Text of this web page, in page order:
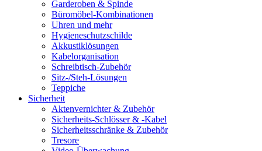
Garderoben & Spinde
Büromöbel-Kombinationen
Uhren und mehr
Hygieneschutzschilde
Akkustiklösungen
Kabelorganisation
Schreibtisch-Zubehör
Sitz-/Steh-Lösungen
Teppiche
Sicherheit
Aktenvernichter & Zubehör
Sicherheits-Schlösser & -Kabel
Sicherheitsschränke & Zubehör
Tresore